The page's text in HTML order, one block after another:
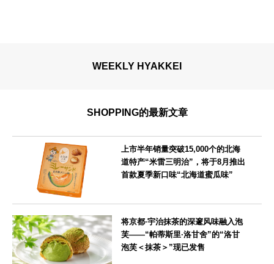
WEEKLY HYAKKEI
SHOPPING的最新文章
上市半年销量突破15,000个的北海
道特产“米雷三明治”，将于8月推出
首款夏季新口味“北海道蜜瓜味”
将京都·宇治抹茶的深邃风味融入泡
芙——“帕蒂斯里·洛甘舍”的“洛甘
泡芙＜抹茶＞”现已发售